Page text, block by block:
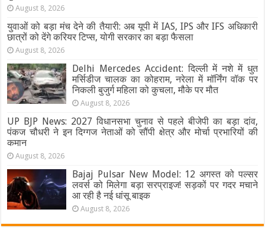
August 8, 2026
युवाओं को बड़ा मंच देने की तैयारी: अब यूपी में IAS, IPS और IFS अधिकारी
छात्रों को देंगे करियर टिप्स, योगी सरकार का बड़ा फैसला
August 8, 2026
Delhi Mercedes Accident: दिल्ली में नशे में धुत
मर्सिडीज चालक का कोहराम, नरेला में मॉर्निंग वॉक पर
निकली बुजुर्ग महिला को कुचला, मौके पर मौत
August 8, 2026
UP BJP News: 2027 विधानसभा चुनाव से पहले बीजेपी का बड़ा दांव,
पंकज चौधरी ने इन दिग्गज नेताओं को सौंपी क्षेत्र और मोर्चा प्रभारियों की
कमान
August 8, 2026
Bajaj Pulsar New Model: 12 अगस्त को पल्सर
लवर्स को मिलेगा बड़ा सरप्राइज! सड़कों पर गदर मचाने
आ रही है नई धांसू बाइक
August 8, 2026